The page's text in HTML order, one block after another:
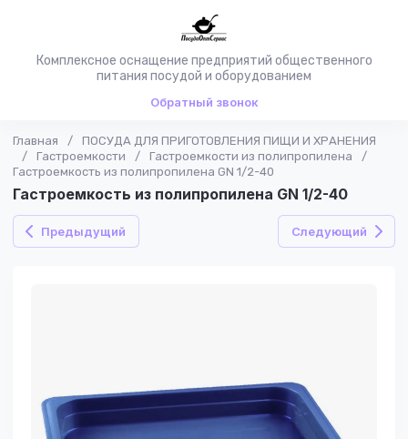
Комплексное оснащение предприятий общественного
питания посудой и оборудованием
Обратный звонок
Главная /
ПОСУДА ДЛЯ ПРИГОТОВЛЕНИЯ ПИЩИ И ХРАНЕНИЯ
/
Гастроемкости / Гастроемкости из полипропилена
/
Гастроемкость из полипропилена GN 1/2-40
Гастроемкость из полипропилена GN 1/2-40
Предыдущий Следующий